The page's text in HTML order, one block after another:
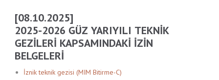
[08.10.2025]
2025-2026 GÜZ YARIYILI TEKNIK
GEZILERI KAPSAMINDAKI IZIN
BELGELERI
İznik teknik gezisi (MIM Bitirme-C)